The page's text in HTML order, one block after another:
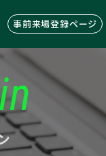
事前来場登録ページ